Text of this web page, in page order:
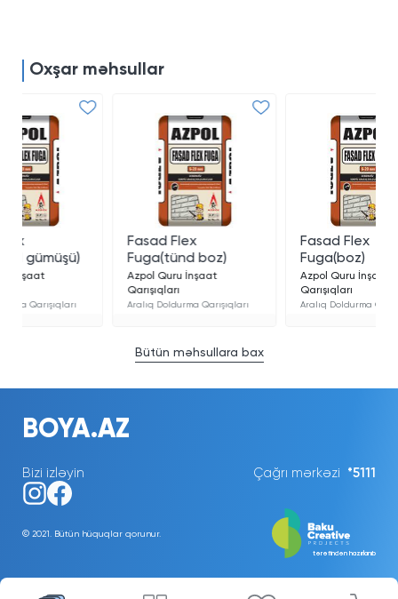
Oxşar məhsullar
Bütün məhsullara bax
Fasad Flex
Fuga(tünd boz)
Azpol Quru İnşaat
Aralıq Doldurma Qarışıqları
Fasad Flex
Azpol Quru İnşaat
Aralıq Doldurma Qarışıqları
BOYA.AZ
Çağrı mərkəzi *5111
Bizi izləyin
© 2021. Bütün hüquqlar qorunur.
tərəfindən hazırlanıb